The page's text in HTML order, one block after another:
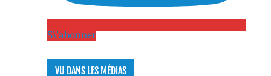
S\'abonner
VU DANS LES MÉDIAS